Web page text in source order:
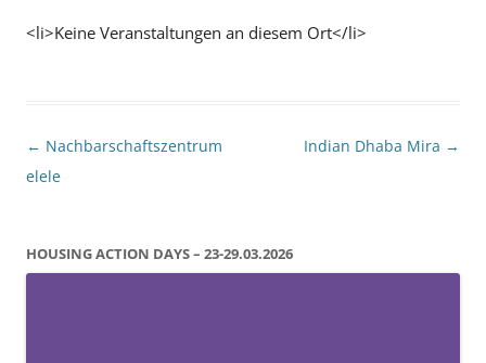
<li>Keine Veranstaltungen an diesem Ort</li>
Beitragsnavigation
← Nachbarschaftszentrum
elele
Indian Dhaba Mira →
HOUSING ACTION DAYS – 23-29.03.2026